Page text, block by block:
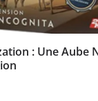
: Une Aube